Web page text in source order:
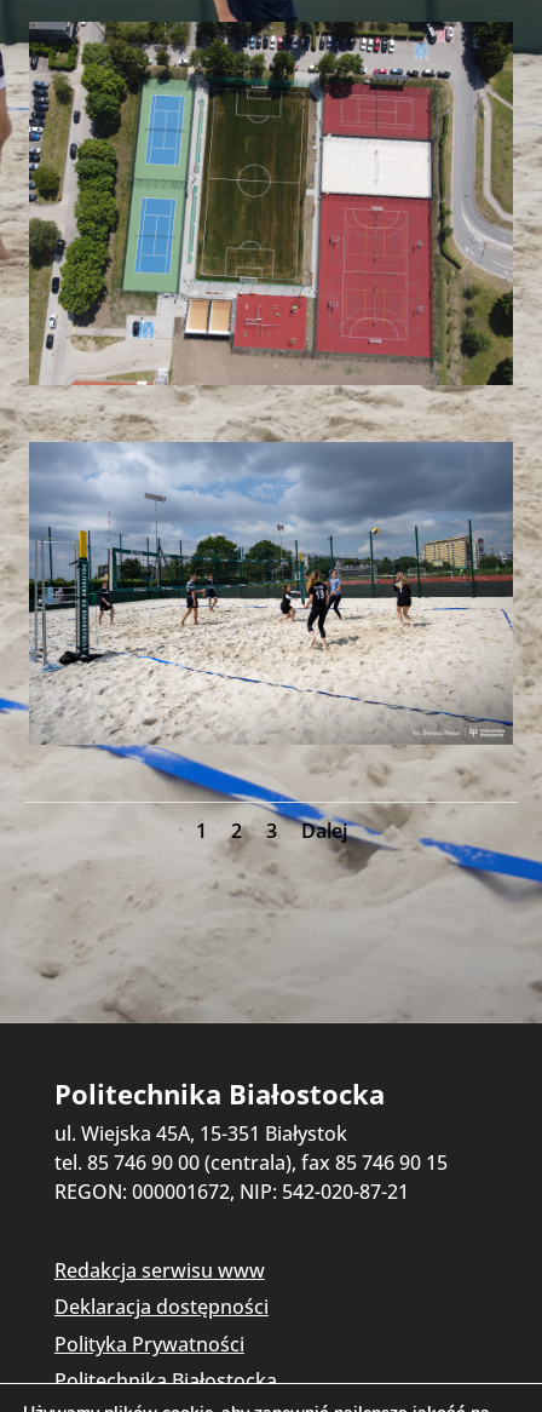
1 2 3 Dalej
Politechnika Białostocka
ul. Wiejska 45A, 15-351 Białystok
tel. 85 746 90 00 (centrala), fax 85 746 90 15
REGON: 000001672, NIP: 542-020-87-21
Redakcja serwisu www
Deklaracja dostępności
Polityka Prywatności
Politechnika Białostocka